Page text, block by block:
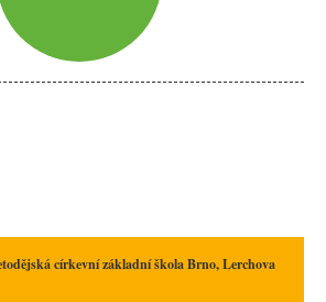
církevní základní škola Brno, Lerchova